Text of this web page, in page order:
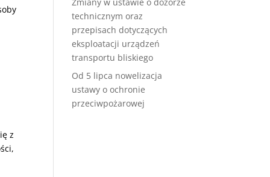
z
technicznym oraz
przepisach dotyczących
eksploatacji urządzeń
transportu bliskiego
Od 5 lipca nowelizacja
ustawy o ochronie
przeciwpożarowej